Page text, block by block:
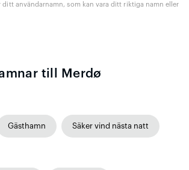
ditt användarnamn, som kan vara ditt riktiga namn eller
till Merdø
Gästhamn Säker vind nästa natt